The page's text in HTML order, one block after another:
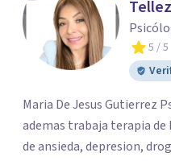
Tellez
5 / 5
Maria De Jesus Gutierrez
ademas trabaja terapia de
de ansieda, depresion,